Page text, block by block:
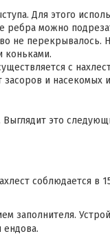
Для этого
ребра можно
не перекрывалось.
коньками.
с
и насекомых
это
соблюдается в
заполнителя.
ендова.